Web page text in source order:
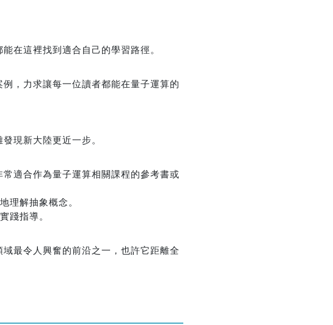
在這裡找到適合自己的學習路徑。
，力求讓每一位讀者都能在量子運算的
現新大陸更近一步。
適合作為量子運算相關課程的參考書或
理解抽象概念。
踐指導。
最令人興奮的前沿之一，也許它距離全